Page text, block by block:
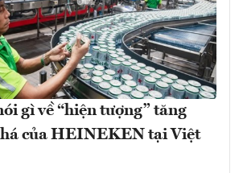
gì về “hiện tượng” tăng
của HEINEKEN tại Việt